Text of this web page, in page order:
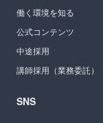
働く環境を知る
公式コンテンツ
中途採用
講師採用（業務委託）
SNS